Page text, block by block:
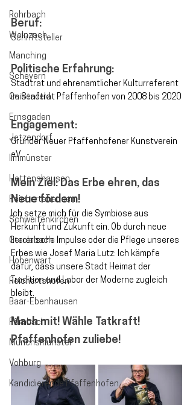
Rohrbach
Wolnzach
Manching
Scheyern
Geisenfeld
Ernsgaden
Jetzendorf
Ilmmünster
Hettenshausen
Reichertshausen
Schweitenkirchen
Gerolsbach
Hohenwart
Reichertshofen
Baar-Ebenhausen
Pörnbach
Münchsmünster
Vohburg
Kandidierende Pfaffenhofen
Beruf:
Schriftsteller
Politische Erfahrung:
Stadtrat und ehrenamtlicher Kulturreferent
im Stadtrat Pfaffenhofen von 2008 bis 2020
Engagement:
Gründer Neuer Pfaffenhofener Kunstverein
eV
Mein Ziel: Das Erbe ehren, das
Neue fördern!
Ich setze mich für die Symbiose aus
Herkunft und Zukunft ein. Ob durch neue
literarische Impulse oder die Pflege unseres
Erbes wie Josef Maria Lutz: Ich kämpfe
dafür, dass unsere Stadt Heimat der
Tradition und Labor der Moderne zugleich
bleibt.
Mach mit! Wähle Tatkraft!
Pfaffenhofen zuliebe!